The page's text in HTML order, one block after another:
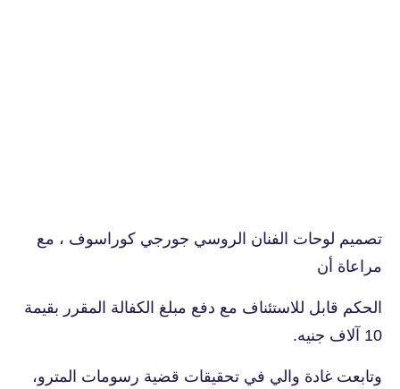
تصميم لوحات الفنان الروسي جورجي كوراسوف ، مع
مراعاة أن
الحكم قابل للاستئناف مع دفع مبلغ الكفالة المقرر بقيمة
10 آلاف جنيه.
وتابعت غادة والي في تحقيقات قضية رسومات المترو،